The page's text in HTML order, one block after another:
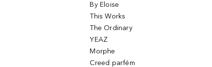
By Eloise
This Works
The Ordinary
YEAZ
Morphe
Creed parfém